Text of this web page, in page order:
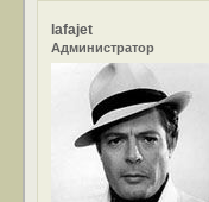
lafajet
Администратор